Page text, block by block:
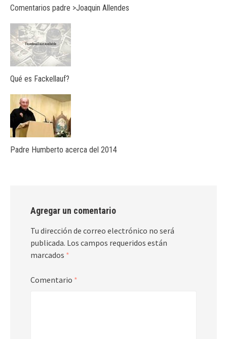
Comentarios padre >Joaquin Allendes
Qué es Fackellauf?
Padre Humberto acerca del 2014
Agregar un comentario
Tu dirección de correo electrónico no será
publicada. Los campos requeridos están
marcados *
Comentario *